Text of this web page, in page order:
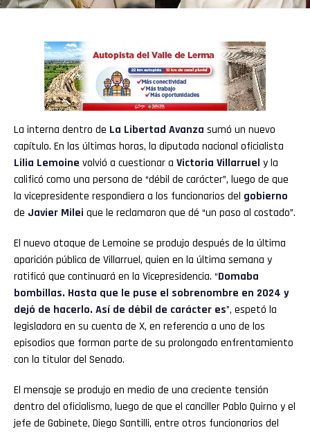
La interna dentro de La Libertad Avanza sumó un nuevo
capítulo. En las últimas horas, la diputada nacional oficialista
Lilia Lemoine volvió a cuestionar a Victoria Villarruel y la
calificó como una persona de “débil de carácter”, luego de que
la vicepresidente respondiera a los funcionarios del gobierno
de Javier Milei que le reclamaron que dé “un paso al costado”.
El nuevo ataque de Lemoine se produjo después de la última
aparición pública de Villarruel, quien en la última semana y
ratificó que continuará en la Vicepresidencia. “Domaba
bombillas. Hasta que le puse el sobrenombre en 2024 y
dejó de hacerlo. Así de débil de carácter es”, espetó la
legisladora en su cuenta de X, en referencia a uno de los
episodios que forman parte de su prolongado enfrentamiento
con la titular del Senado.
El mensaje se produjo en medio de una creciente tensión
dentro del oficialismo, luego de que el canciller Pablo Quirno y el
jefe de Gabinete, Diego Santilli, entre otros funcionarios del